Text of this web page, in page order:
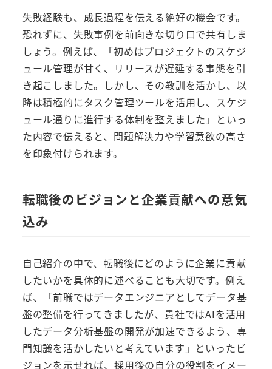
失敗経験も、成長過程を伝える絶好の機会です。
恐れずに、失敗事例を前向きな切り口で共有しま
しょう。例えば、「初めはプロジェクトのスケジ
ュール管理が甘く、リリースが遅延する事態を引
き起こしました。しかし、その教訓を活かし、以
降は積極的にタスク管理ツールを活用し、スケジ
ュール通りに進行する体制を整えました」といっ
た内容で伝えると、問題解決力や学習意欲の高さ
を印象付けられます。
転職後のビジョンと企業貢献への意気
込み
自己紹介の中で、転職後にどのように企業に貢献
したいかを具体的に述べることも大切です。例え
ば、「前職ではデータエンジニアとしてデータ基
盤の整備を行ってきましたが、貴社ではAIを活用
したデータ分析基盤の開発が加速できるよう、専
門知識を活かしたいと考えています」といったビ
ジョンを示せれば、採用後の自分の役割をイメー